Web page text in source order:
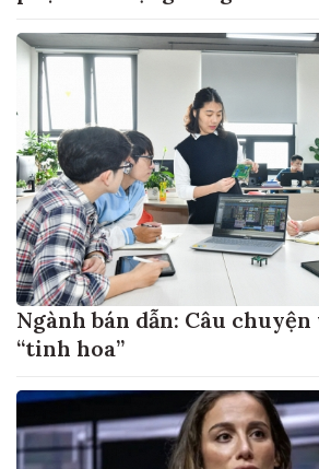
Ngành bán dẫn: Câu chuyện
“tinh hoa”